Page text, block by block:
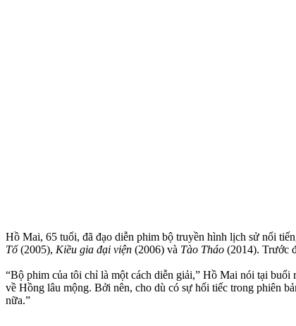
Hồ Mai, 65 tuổi, đã đạo diễn phim bộ truyền hình lịch sử nổi
Tổ(2005), Kiều gia đại viện (2006) và Tào Tháo (2014). Trước
“Bộ phim của tôi chỉ là một cách diễn giải,” Hồ Mai nói tại
về Hồng lâu mộng. Bởi nên, cho dù có sự hối tiếc trong phiên
nữa.”